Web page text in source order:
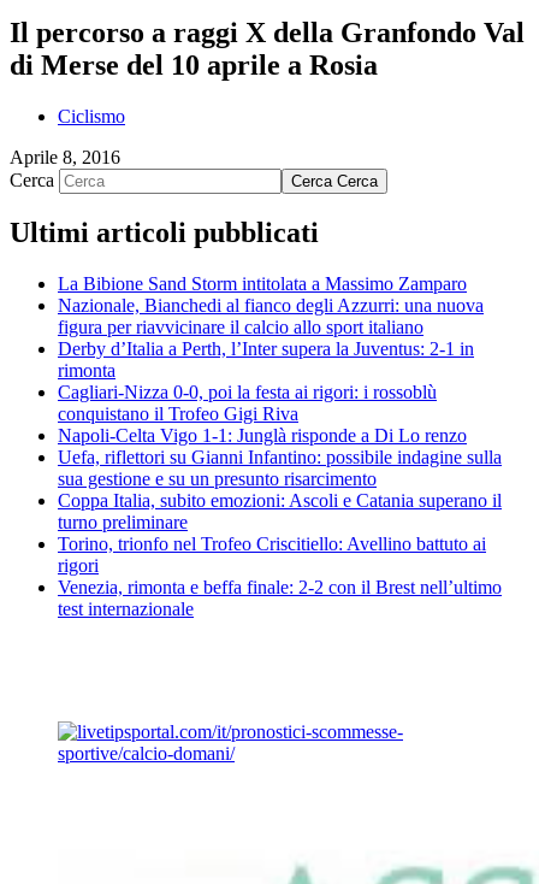
Il percorso a raggi X della Granfondo Val
di Merse del 10 aprile a Rosia
Ciclismo
Aprile 8, 2016
Cerca
Cerca Cerca
Ultimi articoli pubblicati
La Bibione Sand Storm intitolata a Massimo Zamparo
Nazionale, Bianchedi al fianco degli Azzurri: una nuova
figura per riavvicinare il calcio allo sport italiano
Derby d’Italia a Perth, l’Inter supera la Juventus: 2-1 in
rimonta
Cagliari-Nizza 0-0, poi la festa ai rigori: i rossoblù
conquistano il Trofeo Gigi Riva
Napoli-Celta Vigo 1-1: Junglà risponde a Di Lo renzo
Uefa, riflettori su Gianni Infantino: possibile indagine sulla
sua gestione e su un presunto risarcimento
Coppa Italia, subito emozioni: Ascoli e Catania superano il
turno preliminare
Torino, trionfo nel Trofeo Criscitiello: Avellino battuto ai
rigori
Venezia, rimonta e beffa finale: 2-2 con il Brest nell’ultimo
test internazionale